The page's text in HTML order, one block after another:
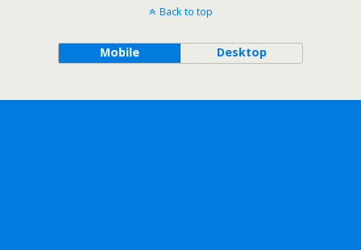
Back to top
Mobile Desktop